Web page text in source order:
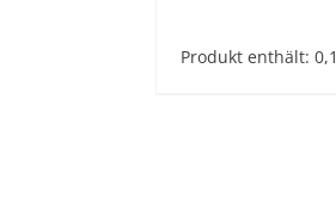
Produkt enthält: 0,1